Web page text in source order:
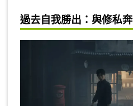
過去自我勝出：與修私奔